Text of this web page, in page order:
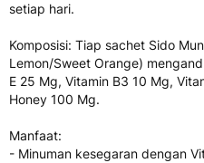
setiap hari.
Komposisi: Tiap sachet Sido
Lemon/Sweet Orange)
E 25 Mg, Vitamin B3 10 Mg,
Honey 100 Mg.
Manfaat:
- Minuman kesegaran dengan